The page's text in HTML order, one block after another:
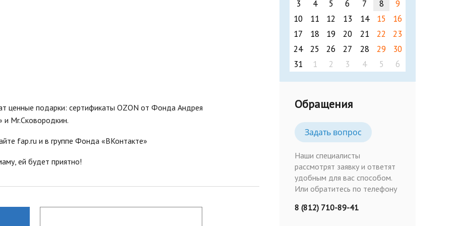
ценные подарки: cертификаты OZON от Фонда Андрея
Mr.Сковородкин.
fap.ru и в группе Фонда «ВКонтакте»
ей будет приятно!
3 4 5 6 7 8
9
10
11 12 13 14 15
16
17
18 19 20 21 22
23
24
25 26 27 28 29
30
31
1 2 3 4 5 6
Обращения
Задать вопрос
Наши специалисты
рассмотрят заявку и ответят
удобным для вас способом.
Или обратитесь по телефону
8 (812) 710-89-41